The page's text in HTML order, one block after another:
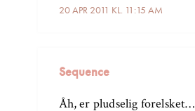
20 APR 2011 KL. 11:15 AM
Sequence
Åh, er pludselig forelsket…